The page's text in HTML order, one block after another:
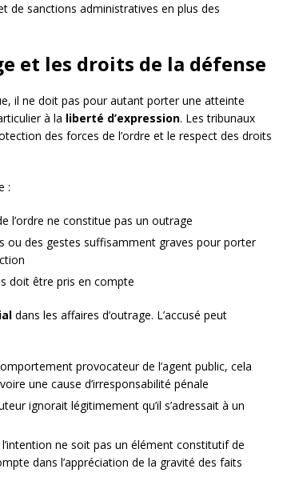
de sanctions administratives en plus des
et les droits de la défense
il ne doit pas pour autant porter une atteinte
à la liberté d’expression. Les tribunaux
des forces de l’ordre et le respect des droits
:
l’ordre ne constitue pas un outrage
ou des gestes suffisamment graves pour porter
doit être pris en compte
dans les affaires d’outrage. L’accusé peut
provocateur de l’agent public, cela
une cause d’irresponsabilité pénale
ignorait légitimement qu’il s’adressait à un
l’intention ne soit pas un élément constitutif de
dans l’appréciation de la gravité des faits